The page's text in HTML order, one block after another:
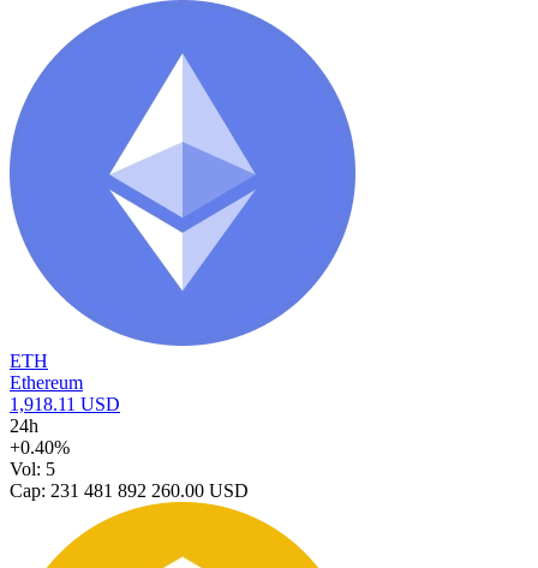
ETH
Ethereum
1,918.11 USD
24h
+0.40%
Vol: 5
Cap: 231 481 892 260.00 USD